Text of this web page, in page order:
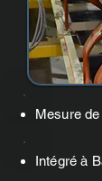
Mesure
Intégré à